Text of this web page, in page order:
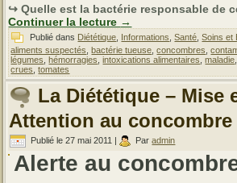
↪ Quelle est la bactérie responsable de
Continuer la lecture →
Publié dans Diététique Informations ,Santé ,Soins et
aliments suspectés
bactérie tueuse ,concombres ,
légumes
hémorragies ,intoxications alimentaires ,maladie
crues ,tomates
La Diététique – Mise
Attention au concombre
Publié le 27 mai 2011 | Par admin
Alerte au